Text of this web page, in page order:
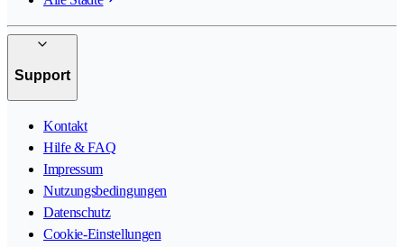
Support
Kontakt
Hilfe & FAQ
Impressum
Nutzungsbedingungen
Datenschutz
Cookie-Einstellungen